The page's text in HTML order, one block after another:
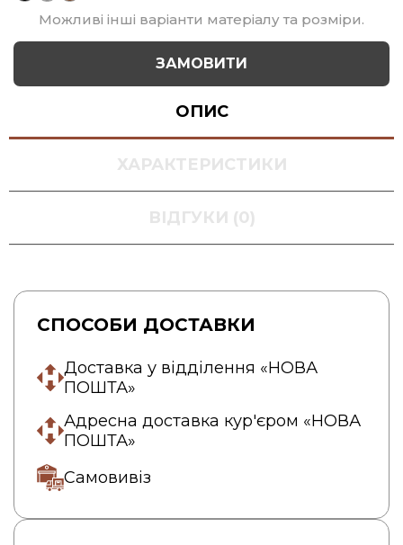
Можливі інші варіанти матеріалу та розміри.
ЗАМОВИТИ
ОПИС
ХАРАКТЕРИСТИКИ
ВІДГУКИ (0)
СПОСОБИ ДОСТАВКИ
Доставка у відділення «НОВА
ПОШТА»
Адресна доставка кур'єром «НОВА
ПОШТА»
Самовивіз